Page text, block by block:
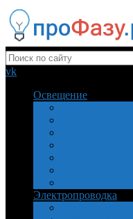
vk
Освещение
Электропроводка